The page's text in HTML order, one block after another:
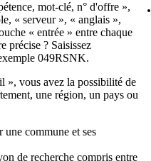
mot-clé, n° d'offre »,
« serveur », « anglais »,
« entrée » entre chaque
précise ? Saisissez
049RSNK.
», vous avez la possibilité de
une région, un pays ou
une commune et ses
de recherche compris entre